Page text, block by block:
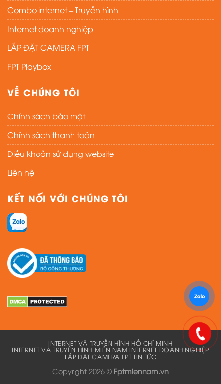
Combo internet – Truyền hình
Internet doanh nghiệp
LẮP ĐẶT CAMERA FPT
FPT Playbox
VỀ CHÚNG TÔI
Chính sách bảo mật
Chính sách thanh toán
Điều khoản sử dụng website
Liên hệ
KẾT NỐI VỚI CHÚNG TÔI
INTERNET VÀ TRUYỀN HÌNH HỒ CHÍ MINH
INTERNET VÀ TRUYỀN HÌNH MIỀN NAM INTERNET DOANH NGHIỆP
LẮP ĐẶT CAMERA FPT TIN TỨC
Copyright 2026 © Fptmiennam.vn